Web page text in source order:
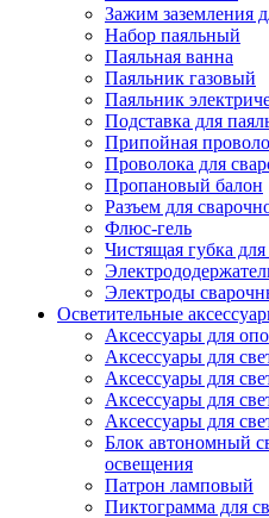
Зажим заземления
Набор паяльный
Паяльная ванна
Паяльник газовый
Паяльник
Подставка для
Припойная
Проволока для
Пропановый балон
Разъем для
Флюс-гель
Чистящая губка
Электроды
Осветительные
Аксессуары для
Аксессуары для
Аксессуары для
Аксессуары для
Аксессуары для
Блок автономный
освещения
Патрон ламповый
Пиктограмма для